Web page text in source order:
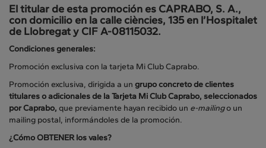
El titular de esta promoción es CAPRABO, S. A.,
con domicilio en la calle ciències, 135 en l’Hospitalet
de Llobregat y CIF A-08115032.
Condiciones generales:
Promoción exclusiva con la tarjeta Mi Club Caprabo.
Promoción exclusiva, dirigida a un grupo concreto de clientes
titulares o adicionalesde la Tarjeta Mi Club Caprabo, seleccionados
por Caprabo, que previamente hayan recibido un e-mailingo un
mailing postal, informándoles de la promoción.
¿Cómo OBTENER los vales?